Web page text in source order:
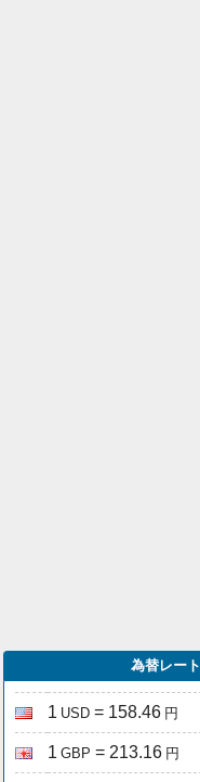
為替レート
1 USD = 158.46 円
1 GBP = 213.16 円